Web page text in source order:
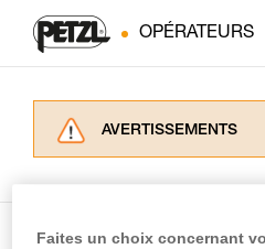
OPÉRATEURS
AVERTISSEMENTS
informations de la
Faites un choix concernant